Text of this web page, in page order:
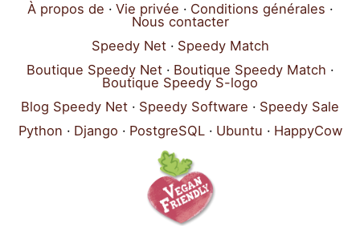
À propos de
Vie privée
Conditions générales
Nous contacter
Speedy Net
Speedy Match
Boutique Speedy Net
Boutique Speedy Match
Boutique Speedy S-logo
Blog Speedy Net
Speedy Software
Speedy Sale
Python
Django PostgreSQL Ubuntu HappyCow